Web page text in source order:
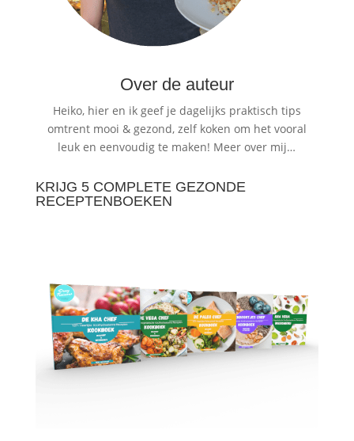
Over de auteur
Heiko, hier en ik geef je dagelijks praktisch tips
omtrent mooi & gezond, zelf koken om het vooral
leuk en eenvoudig te maken! Meer over mij…
KRIJG 5 COMPLETE GEZONDE
RECEPTENBOEKEN